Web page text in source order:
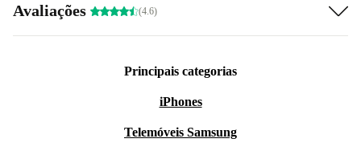
Avaliações (4.6)
Principais categorias
iPhones
Telemóveis Samsung